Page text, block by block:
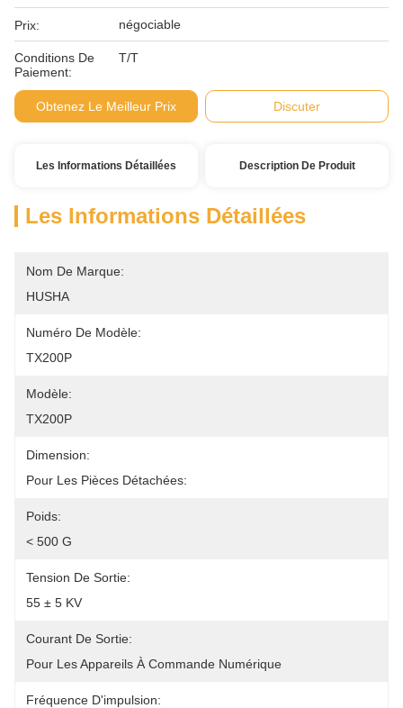
Prix: négociable
Conditions De
Paiement:
T/T
Obtenez Le Meilleur Prix Discuter
Les Informations Détaillées Description De Produit
Les Informations Détaillées
Nom De Marque:
HUSHA
Numéro De Modèle:
TX200P
Modèle:
TX200P
Dimension:
Pour Les Pièces Détachées:
Poids:
< 500 G
Tension De Sortie:
55 ± 5 KV
Courant De Sortie:
Pour Les Appareils À Commande Numérique
Fréquence D'impulsion: